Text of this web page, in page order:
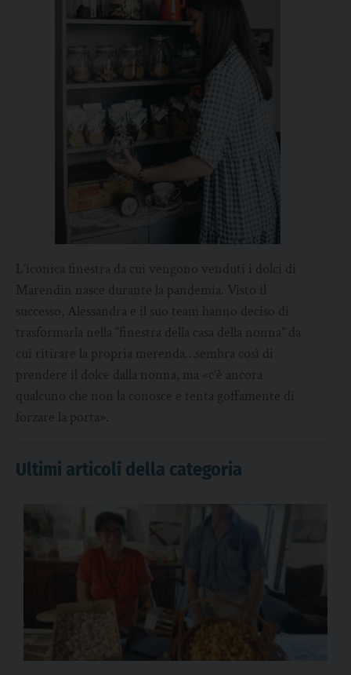
L’iconica finestra da cui vengono venduti i dolci di
Marendin nasce durante la pandemia. Visto il
successo, Alessandra e il suo team hanno deciso di
trasformarla nella “finestra della casa della nonna” da
cui ritirare la propria merenda…sembra così di
prendere il dolce dalla nonna, ma «c’è ancora
qualcuno che non la conosce e tenta goffamente di
forzare la porta».
Ultimi articoli della categoria